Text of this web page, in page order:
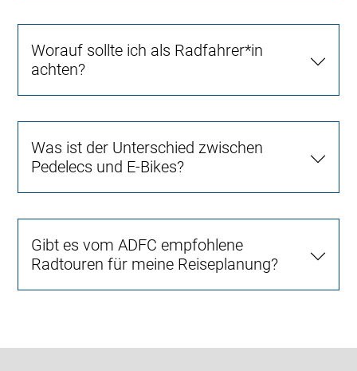
Worauf sollte ich als Radfahrer*in
achten?
Was ist der Unterschied zwischen
Pedelecs und E-Bikes?
Gibt es vom ADFC empfohlene
Radtouren für meine Reiseplanung?